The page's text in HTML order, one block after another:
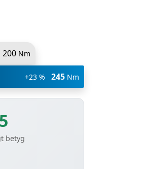
200 Nm
+23 % 245 Nm
betyg